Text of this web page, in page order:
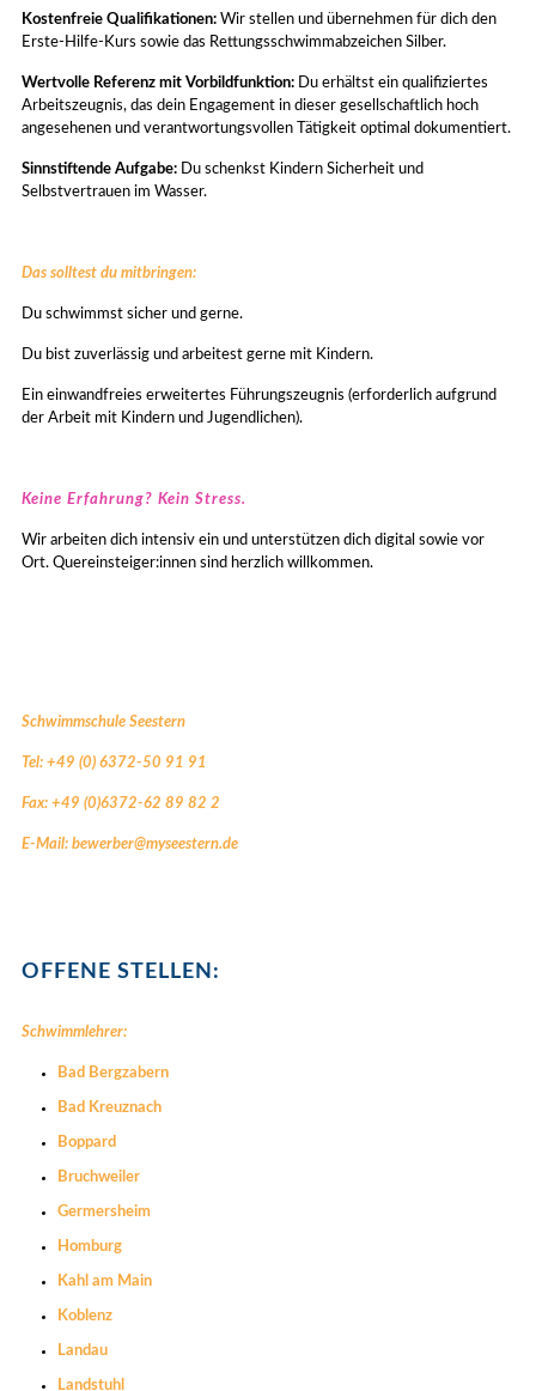
Kostenfreie Qualifikationen:Wir stellen und übernehmen für dich den
Erste-Hilfe-Kurs sowie das Rettungsschwimmabzeichen Silber.
Wertvolle Referenz mit Vorbildfunktion:Du erhältst ein qualifiziertes
Arbeitszeugnis, das dein Engagement in dieser gesellschaftlich hoch
angesehenen und verantwortungsvollen Tätigkeit optimal dokumentiert.
Sinnstiftende Aufgabe:Du schenkst Kindern Sicherheit und
Selbstvertrauen im Wasser.
Das solltest du mitbringen:
Du schwimmst sicher und gerne.
Du bist zuverlässig und arbeitest gerne mit Kindern.
Ein einwandfreies erweitertes Führungszeugnis (erforderlich aufgrund
der Arbeit mit Kindern und Jugendlichen).
Keine Erfahrung? Kein Stress.
Wir arbeiten dich intensiv ein und unterstützen dich digital sowie vor
Ort. Quereinsteiger:innen sind herzlich willkommen.
Schwimmschule Seestern
Tel: +49 (0) 6372-50 91 91
Fax: +49 (0)6372-62 89 82 2
E-Mail: bewerber@myseestern.de
OFFENE STELLEN:
Schwimmlehrer:
Bad Bergzabern
Bad Kreuznach
Boppard
Bruchweiler
Germersheim
Homburg
Kahl am Main
Koblenz
Landau
Landstuhl